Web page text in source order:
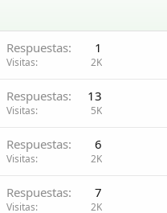
Respuestas 1
Visitas 2K
Respuestas 13
Visitas 5K
Respuestas 6
Visitas 2K
Respuestas 7
Visitas 2K